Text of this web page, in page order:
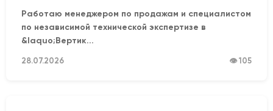
Работаю менеджером по продажам и специалистом
по независимой технической экспертизе в
&laquo;Вертик...
28.07.2026 👁 105